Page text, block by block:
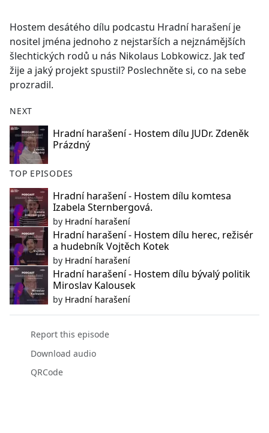
b
o
o
k
Hostem desátého dílu podcastu Hradní harašení je
nositel jména jednoho z nejstarších a nejznámějších
šlechtických rodů u nás Nikolaus Lobkowicz. Jak teď
žije a jaký projekt spustil? Poslechněte si, co na sebe
prozradil.
NEXT
Hradní harašení - Hostem dílu JUDr. Zdeněk
Prázdný
TOP EPISODES
Hradní harašení - Hostem dílu komtesa
Izabela Sternbergová.
by Hradní harašení
Hradní harašení - Hostem dílu herec, režisér
a hudebník Vojtěch Kotek
by Hradní harašení
Hradní harašení - Hostem dílu bývalý politik
Miroslav Kalousek
by Hradní harašení
Report this episode
Download audio
QRCode